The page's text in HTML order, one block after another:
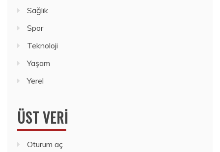
Sağlık
Spor
Teknoloji
Yaşam
Yerel
ÜST VERI
Oturum aç